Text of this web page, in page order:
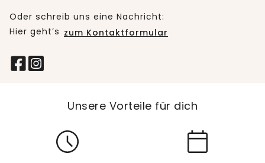
Oder schreib uns eine Nachricht:
Hier geht’s zum Kontaktformular
Unsere Vorteile für dich